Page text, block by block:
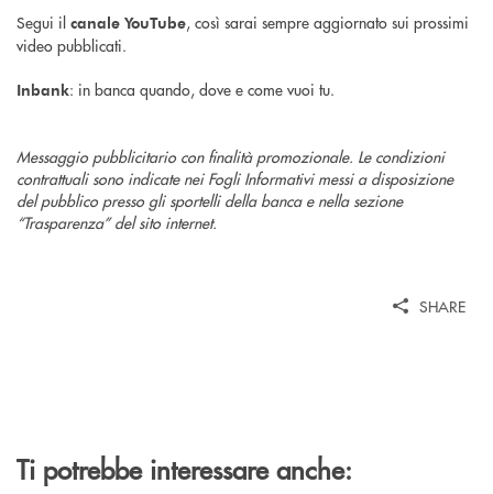
Segui il canale YouTube, così sarai sempre aggiornato sui prossimi
video pubblicati.
Inbank: in banca quando, dove e come vuoi tu.
Messaggio pubblicitario con finalità promozionale. Le condizioni
contrattuali sono indicate nei Fogli Informativi messi a disposizione
del pubblico presso gli sportelli della banca e nella sezione
“Trasparenza” del sito internet.
SHARE
Ti potrebbe interessare anche: